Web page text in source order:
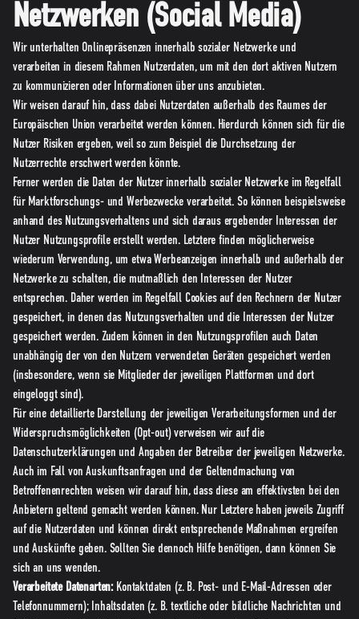
Netzwerken (Social Media)
Wir unterhalten Onlinepräsenzen innerhalb sozialer Netzwerke und
verarbeiten in diesem Rahmen Nutzerdaten, um mit den dort aktiven Nutzern
zu kommunizieren oder Informationen über uns anzubieten.
Wir weisen darauf hin, dass dabei Nutzerdaten außerhalb des Raumes der
Europäischen Union verarbeitet werden können. Hierdurch können sich für die
Nutzer Risiken ergeben, weil so zum Beispiel die Durchsetzung der
Nutzerrechte erschwert werden könnte.
Ferner werden die Daten der Nutzer innerhalb sozialer Netzwerke im Regelfall
für Marktforschungs- und Werbezwecke verarbeitet. So können beispielsweise
anhand des Nutzungsverhaltens und sich daraus ergebender Interessen der
Nutzer Nutzungsprofile erstellt werden. Letztere finden möglicherweise
wiederum Verwendung, um etwa Werbeanzeigen innerhalb und außerhalb der
Netzwerke zu schalten, die mutmaßlich den Interessen der Nutzer
entsprechen. Daher werden im Regelfall Cookies auf den Rechnern der Nutzer
gespeichert, in denen das Nutzungsverhalten und die Interessen der Nutzer
gespeichert werden. Zudem können in den Nutzungsprofilen auch Daten
unabhängig der von den Nutzern verwendeten Geräten gespeichert werden
(insbesondere, wenn sie Mitglieder der jeweiligen Plattformen und dort
eingeloggt sind).
Für eine detaillierte Darstellung der jeweiligen Verarbeitungsformen und der
Widerspruchsmöglichkeiten (Opt-out) verweisen wir auf die
Datenschutzerklärungen und Angaben der Betreiber der jeweiligen Netzwerke.
Auch im Fall von Auskunftsanfragen und der Geltendmachung von
Betroffenenrechten weisen wir darauf hin, dass diese am effektivsten bei den
Anbietern geltend gemacht werden können. Nur Letztere haben jeweils Zugriff
auf die Nutzerdaten und können direkt entsprechende Maßnahmen ergreifen
und Auskünfte geben. Sollten Sie dennoch Hilfe benötigen, dann können Sie
sich an uns wenden.
Verarbeitete Datenarten:Kontaktdaten (z. B. Post- und E-Mail-Adressen oder
Telefonnummern); Inhaltsdaten (z. B. textliche oder bildliche Nachrichten und